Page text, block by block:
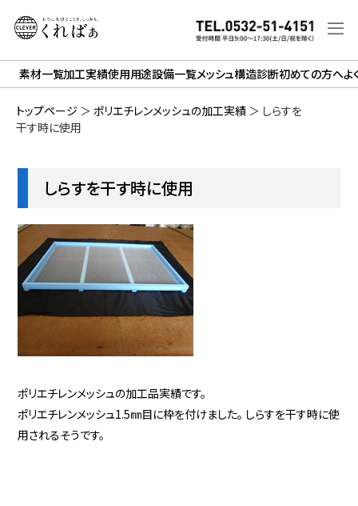
素材一覧加工実績使用用途設備一覧メッシュ構造診断初めての方へよ
トップページ ＞ ポリエチレンメッシュの加工実績 ＞ しらすを
干す時に使用
しらすを干す時に使用
ポリエチレンメッシュの加工品実績です。
ポリエチレンメッシュ1.5㎜目に枠を付けました。 しらすを干す時に使
用されるそうです。